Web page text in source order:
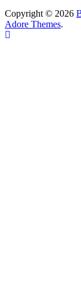
Copyright © 2026
Adore Themes.